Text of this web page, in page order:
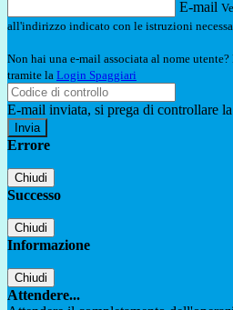
E-mail
all'indirizzo indicato con le istruzioni
Non hai una e-mail associata al nome
tramite la Login Spaggiari
E-mail inviata, si prega di controllare
Errore
Chiudi
Successo
Chiudi
Informazione
Chiudi
Attendere...